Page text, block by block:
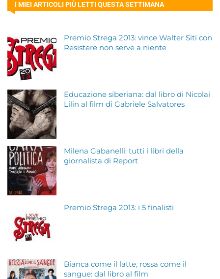
I MIEI ARTICOLI PIÙ LETTI QUESTA SETTIMANA
Premio Strega 2013: vince Walter Siti con
Resistere non serve a niente
Educazione siberiana: dal libro di Nicolai
Lilin al film di Gabriele Salvatores
Milena Gabanelli: tutti i libri della
giornalista di Report
Premio Strega 2013: i 5 finalisti
Bianca come il latte, rossa come il
sangue: dal libro al film